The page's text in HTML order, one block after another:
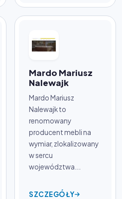
Mardo Mariusz
Nalewajk
Mardo Mariusz
Nalewajk to
renomowany
producent mebli na
wymiar, zlokalizowany
w sercu
województwa...
SZCZEGÓŁY